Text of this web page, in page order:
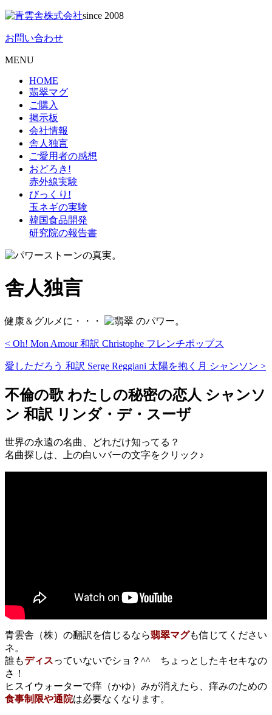
since 2008
お問い合わせ
MENU
HOME
翡翠マグ
ご購入
掲示板
会社情報
舎人独言
ご愛用者の感想
おどろき!
赤外線実験
びっくり!
玉ネギの実験
韓国食品開発
研究院の報告書
舎人独言
健康＆グルメに・・・ のパワー。
< Oh! Mon Amour 和訳 Christophe フレンチポップス
愛しただろう 和訳 Serge Reggiani 太陽を抱く月 シャンソン >
不倫の歌 わたしの秘密の恋人 シャンソ
ン 和訳 リンダ・デ・スーザ
世界の永遠の名曲、どれだけ知ってる？
名曲探しは、上の白いバーの文字をクリック♪
青雲舎（株）の翻訳を信じるなら翡翠マグも信じてください
ネ。
誰もディスっていないでショ？^^ ちょっとしたキセキなの
さ！
ヒスイウォーターで痒（かゆ）みが消えたら、痒みのための
食事制限や通院は必要なくなります。